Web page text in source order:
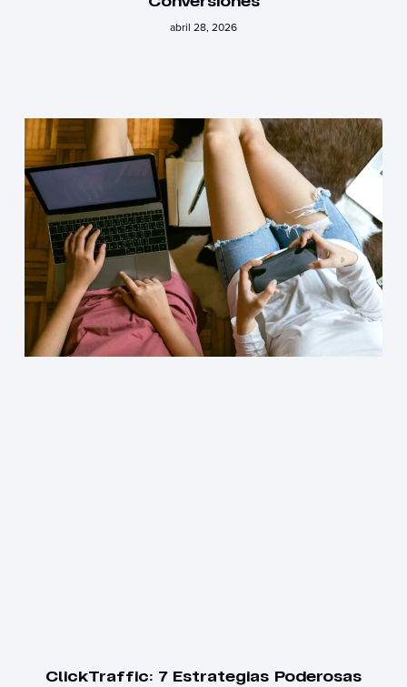
abril 28, 2026
ClickTraffic: 7 Estrategias Poderosas